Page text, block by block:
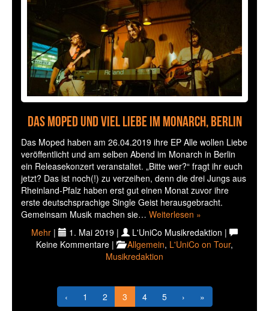
Das Moped und viel Liebe im Monarch, Berlin
Das Moped haben am 26.04.2019 ihre EP Alle wollen Liebe
veröffentlicht und am selben Abend im Monarch in Berlin
ein Releasekonzert veranstaltet. „Bitte wer?“ fragt ihr euch
jetzt? Das ist noch(!) zu verzeihen, denn die drei Jungs aus
Rheinland-Pfalz haben erst gut einen Monat zuvor ihre
erste deutschsprachige Single Geist herausgebracht.
Gemeinsam Musik machen sie… Weiterlesen »
Mehr | 1. Mai 2019 |
L'UniCo Musikredaktion |
Keine Kommentare |
Allgemein, L'UniCo on Tour,
Musikredaktion
‹ 1 2 3 4 5 › »